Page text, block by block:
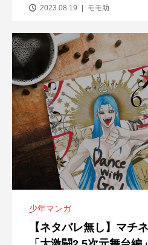
2023.08.19 モモ助
少年マンガ
【ネタバレ無し】マチ